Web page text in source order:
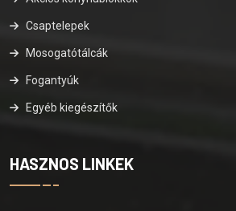
Csaptelepek
Mosogatótálcák
Fogantyúk
Egyéb kiegészítők
HASZNOS LINKEK